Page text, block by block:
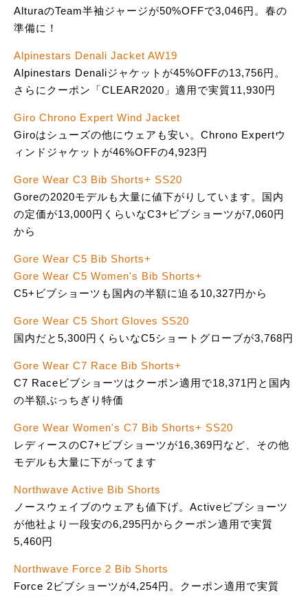
AlturaのTeam半袖ジャージが50%OFFで3,046円。春の
準備に！
Alpinestars Denali Jacket AW19
Alpinestars Denaliジャケットが45%OFFの13,756円。
さらにクーポン「CLEAR2020」適用で実質11,930円
Giro Chrono Expert Wind Jacket
Giroはシューズの他にウェアも安い。Chrono Expertウ
ィンドジャケットが46%OFFの4,923円
Gore Wear C3 Bib Shorts+ SS20
Goreの2020モデルも大量に値下がりしています。国内
の定価が13,000円くらいなC3+ビブショーツが7,060円
から
Gore Wear C5 Bib Shorts+
Gore Wear C5 Women's Bib Shorts+
C5+ビブショーツも国内の半額に迫る10,327円から
Gore Wear C5 Short Gloves SS20
国内だと5,300円くらいなC5ショートグローブが3,768円
Gore Wear C7 Race Bib Shorts+
C7 Raceビブショーツはクーポン適用で18,371円と国内
の半額ぶっちぎり特価
Gore Wear Women's C7 Bib Shorts+ SS20
レディースのC7+ビブショーツが16,369円など、その他
モデルも大量に下がってます
Northwave Active Bib Shorts
ノースウェイブのウェアも値下げ。Activeビブショーツ
が他社より一段安の6,295円からクーポン適用で実質
5,460円
Northwave Force 2 Bib Shorts
Force 2ビブショーツが4,254円。クーポン適用で実質